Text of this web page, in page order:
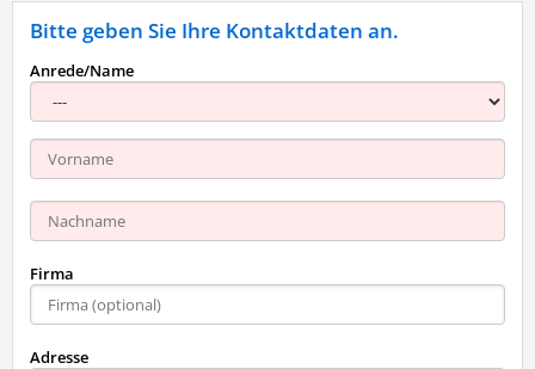
Bitte geben Sie Ihre Kontaktdaten an.
Anrede/Name
Firma
Adresse